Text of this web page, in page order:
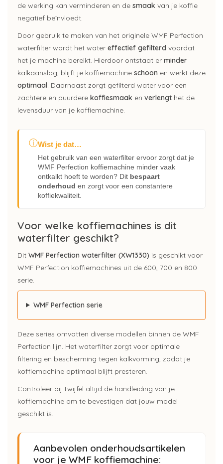
de werking kan verminderen en de smaak van je koffie
negatief beïnvloedt.
Door gebruik te maken van het originele WMF Perfection
waterfilter wordt het water effectief gefilterd voordat
het je machine bereikt. Hierdoor ontstaat er minder
kalkaanslag, blijft je koffiemachine schoon en werkt deze
optimaal. Daarnaast zorgt gefilterd water voor een
zachtere en puurdere koffiesmaak en verlengt het de
levensduur van je koffiemachine.
ⓘWist je dat…
Het gebruik van een waterfilter ervoor zorgt dat je
WMF Perfection koffiemachine minder vaak
ontkalkt hoeft te worden? Dit bespaart
onderhoud en zorgt voor een constantere
koffiekwaliteit.
Voor welke koffiemachines is dit
waterfilter geschikt?
Dit WMF Perfection waterfilter (XW1330) is geschikt voor
WMF Perfection koffiemachines uit de 600, 700 en 800
serie.
WMF Perfection serie
Deze series omvatten diverse modellen binnen de WMF
Perfection lijn. Het waterfilter zorgt voor optimale
filtering en bescherming tegen kalkvorming, zodat je
koffiemachine optimaal blijft presteren.
Controleer bij twijfel altijd de handleiding van je
koffiemachine om te bevestigen dat jouw model
geschikt is.
Aanbevolen onderhoudsartikelen
voor je WMF koffiemachine: